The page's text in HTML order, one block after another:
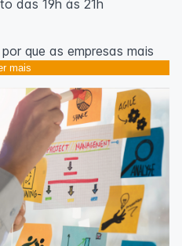
das 19h às 21h
que as empresas mais
para resolver
Ishikawa e voz do
em processos
Lean Seis Sigma: do White
mais